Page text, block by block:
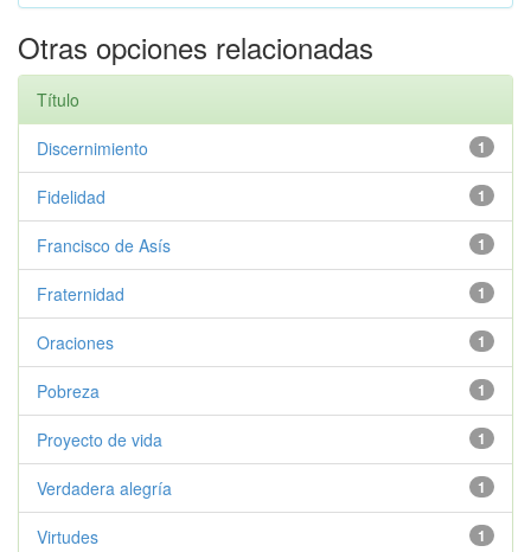
Otras opciones relacionadas
Título
1
Discernimiento
1
Fidelidad
1
Francisco de Asís
1
Fraternidad
1
Oraciones
1
Pobreza
1
Proyecto de vida
1
Verdadera alegría
1
Virtudes